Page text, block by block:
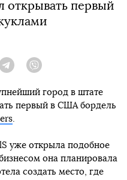
открывать первый
Telegram
город в штате
первый в США бордель
.
уже открыла подобное
она планировала
создать место, где